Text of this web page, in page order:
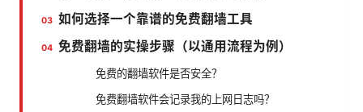
如何选择一个靠谱的免费翻墙工具
免费翻墙的实操步骤（以通用流程为例）
免费的翻墙软件是否安全？
免费翻墙软件会记录我的上网日志吗？